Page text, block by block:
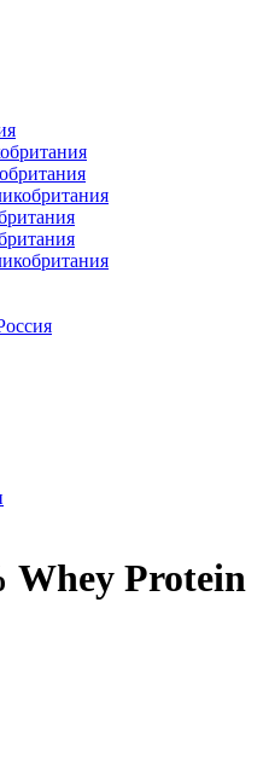
Whey Protein